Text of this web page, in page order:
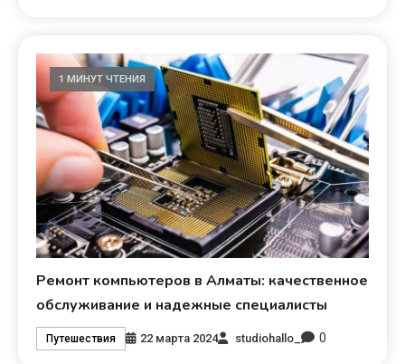
1 МИНУТ ЧТЕНИЯ
Ремонт компьютеров в Алматы: качественное
обслуживание и надежные специалисты
Путешествия 22 марта 2024 studiohallo_ 0